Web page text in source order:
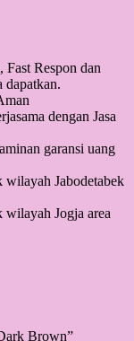
Fast Respon dan
dapatkan.
dengan Jasa
garansi uang
wilayah Jabodetabek
Jogja area
Brown”